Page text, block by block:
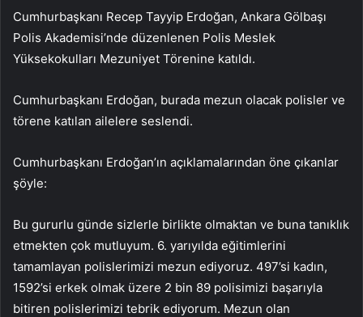
Cumhurbaşkanı Recep Tayyip Erdoğan, Ankara Gölbaşı
Polis Akademisi’nde düzenlenen Polis Meslek
Yüksekokulları Mezuniyet Törenine katıldı.
Cumhurbaşkanı Erdoğan, burada mezun olacak polisler ve
törene katılan ailelere seslendi.
Cumhurbaşkanı Erdoğan’ın açıklamalarından öne çıkanlar
şöyle:
Bu gururlu günde sizlerle birlikte olmaktan ve buna tanıklık
etmekten çok mutluyum. 6. yarıyılda eğitimlerini
tamamlayan polislerimizi mezun ediyoruz. 497’si kadın,
1592’si erkek olmak üzere 2 bin 89 polisimizi başarıyla
bitiren polislerimizi tebrik ediyorum. Mezun olan